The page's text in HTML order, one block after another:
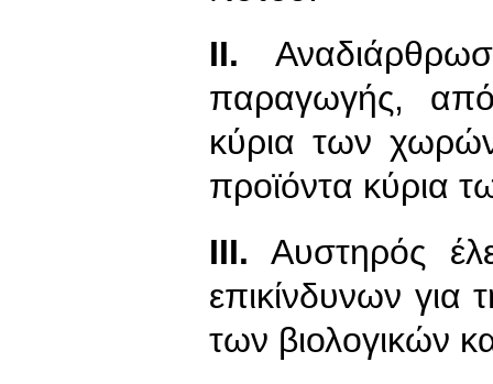
ΙΙ.
παραγωγής,
κύρια των
προϊόντα κύρια
ΙΙΙ. Αυστηρός
επικίνδυνων για
των βιολογικών